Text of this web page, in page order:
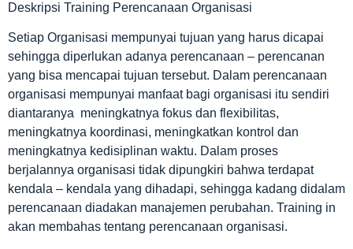
Deskripsi Training Perencanaan Organisasi
Setiap Organisasi mempunyai tujuan yang harus dicapai
sehingga diperlukan adanya perencanaan – perencanan
yang bisa mencapai tujuan tersebut. Dalam perencanaan
organisasi mempunyai manfaat bagi organisasi itu sendiri
diantaranya meningkatnya fokus dan flexibilitas,
meningkatnya koordinasi, meningkatkan kontrol dan
meningkatnya kedisiplinan waktu. Dalam proses
berjalannya organisasi tidak dipungkiri bahwa terdapat
kendala – kendala yang dihadapi, sehingga kadang didalam
perencanaan diadakan manajemen perubahan. Training in
akan membahas tentang perencanaan organisasi.